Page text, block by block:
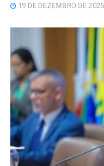
19 DE DEZEMBRO DE 2025